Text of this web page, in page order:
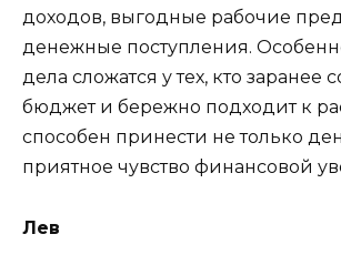
доходов, выгодные рабочие
денежные поступления.
дела сложатся у тех, кто заранее
бюджет и бережно подходит к
способен принести не только
приятное чувство финансовой
Лев